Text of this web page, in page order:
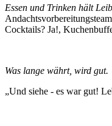
Essen und Trinken hält
Cocktails? Ja!,
Was lange währt, wird gut.
„Und siehe - es war gut!